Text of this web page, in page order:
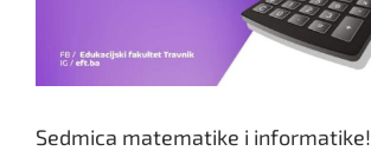
Sedmica matematike i informatike!